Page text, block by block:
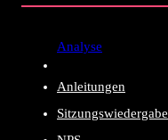
Analyse
Anleitungen
Sitzungswiedergabe